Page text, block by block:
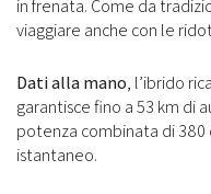
in frenata. Come da
viaggiare anche con le
Dati alla mano, l’ibrido
garantisce fino a 53 km di
potenza combinata di
istantaneo.